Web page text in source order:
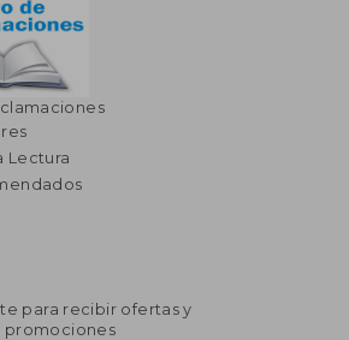
Lectura
para recibir ofertas y
promociones